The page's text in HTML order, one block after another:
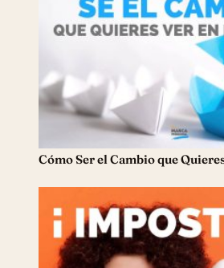
Cómo Ser el Cambio que